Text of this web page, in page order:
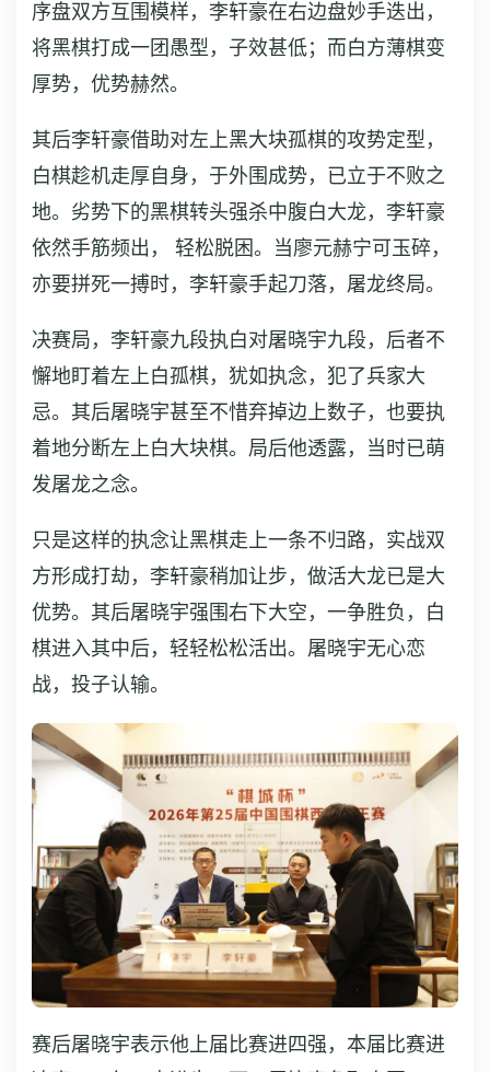
序盘双方互围模样，李轩豪在右边盘妙手迭出，
将黑棋打成一团愚型，子效甚低；而白方薄棋变
厚势，优势赫然。
其后李轩豪借助对左上黑大块孤棋的攻势定型，
白棋趁机走厚自身，于外围成势，已立于不败之
地。劣势下的黑棋转头强杀中腹白大龙，李轩豪
依然手筋频出， 轻松脱困。当廖元赫宁可玉碎，
亦要拼死一搏时，李轩豪手起刀落，屠龙终局。
决赛局，李轩豪九段执白对屠晓宇九段，后者不
懈地盯着左上白孤棋，犹如执念，犯了兵家大
忌。其后屠晓宇甚至不惜弃掉边上数子，也要执
着地分断左上白大块棋。局后他透露，当时已萌
发屠龙之念。
只是这样的执念让黑棋走上一条不归路，实战双
方形成打劫，李轩豪稍加让步，做活大龙已是大
优势。其后屠晓宇强围右下大空，一争胜负，白
棋进入其中后，轻轻松松活出。屠晓宇无心恋
战，投子认输。
赛后屠晓宇表示他上届比赛进四强，本届比赛进